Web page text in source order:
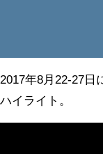
2017年8月22-27日
ハイライト。